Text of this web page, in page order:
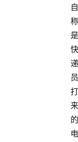
自
称
是
快
递
员
打
来
的
电